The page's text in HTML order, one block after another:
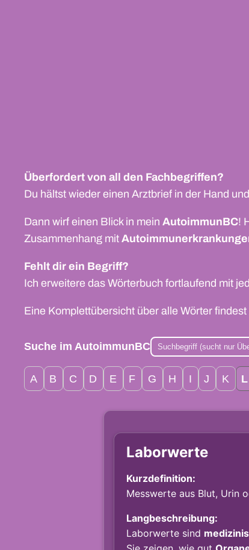
Überfordert von all den Fachbegriffen?
Du hältst wieder einen Arztbrief in der Hand
Dann wirf einen Blick in mein AutoimmunBC!
Zusammenhang mit
Fehlt dir ein Begriff?
Ich erweitere das Wörterbuch fortlaufend mit
Eine Komplettübersicht über alle Wörter findest
Suche im AutoimmunBC
A B C D E F G H I J K L